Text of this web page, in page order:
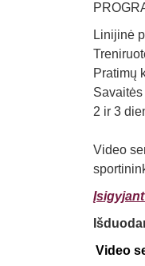
Linijinė
Pratimų
2 ir 3
Video
Video